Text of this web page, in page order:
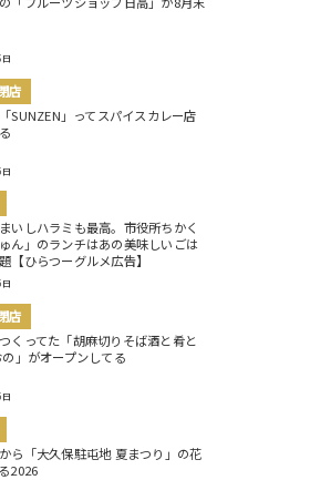
店
SUNZEN」ってスパイスカレー店
いしハラミも最高。市役所ちかく
ゅん」のランチはあの美味しいごは
【ひらつーグルメ広告】
店
くってた「胡麻切りそば酒と肴と
」がオープンしてる
ら「大久保駐屯地 夏まつり」の花
2026